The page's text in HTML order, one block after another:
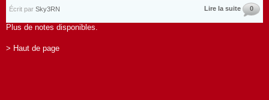
Écrit par Sky3RN Lire la suite 0
Plus de notes disponibles.
> Haut de page